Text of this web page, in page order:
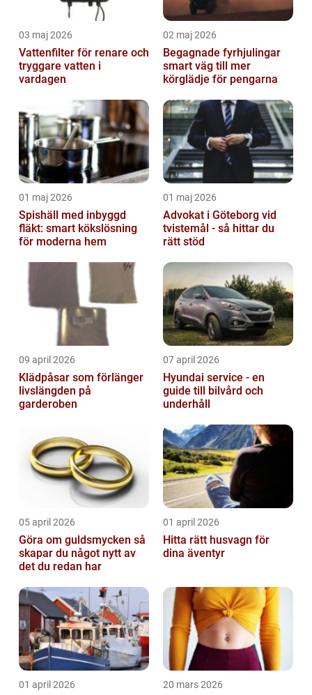
03 maj 2026
Vattenfilter för renare och
tryggare vatten i
vardagen
02 maj 2026
Begagnade fyrhjulingar
smart väg till mer
körglädje för pengarna
01 maj 2026
Spishäll med inbyggd
fläkt: smart kökslösning
för moderna hem
01 maj 2026
Advokat i Göteborg vid
tvistemål - så hittar du
rätt stöd
09 april 2026
Klädpåsar som förlänger
livslängden på
garderoben
07 april 2026
Hyundai service - en
guide till bilvård och
underhåll
05 april 2026
Göra om guldsmycken så
skapar du något nytt av
det du redan har
01 april 2026
Hitta rätt husvagn för
dina äventyr
01 april 2026 20 mars 2026